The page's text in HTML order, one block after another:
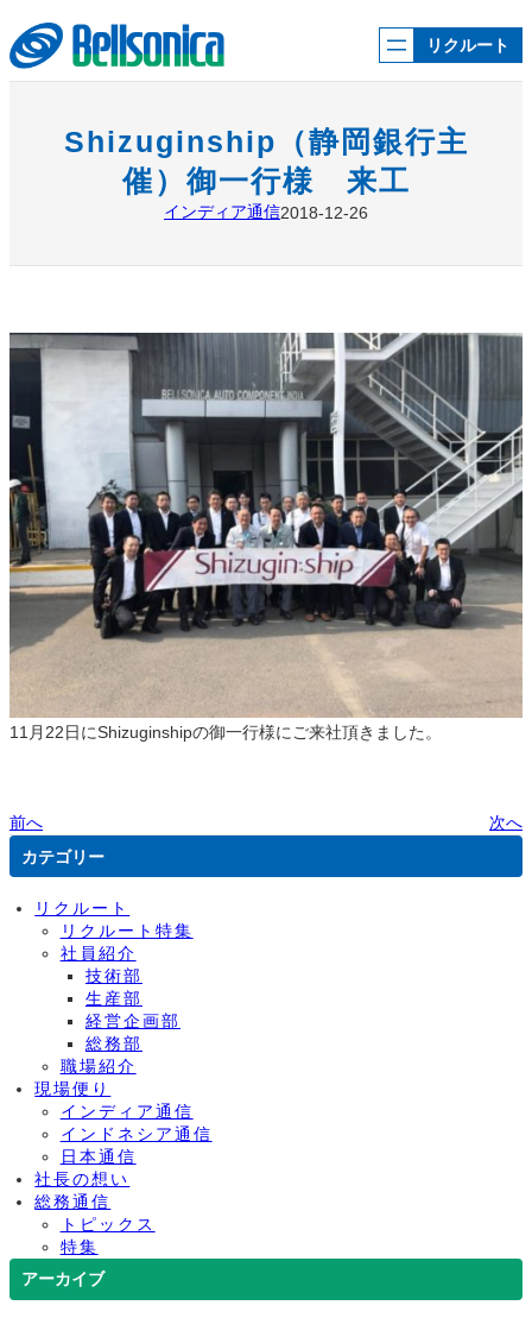
容
を
ス
リクルート
Shizuginship（静岡銀行主
催）御一行様 来工
インディア通信2018-12-26
11月22日にShizuginshipの御一行様にご来社頂きました。
前へ
次へ
カテゴリー
リクルート
リクルート特集
社員紹介
技術部
生産部
経営企画部
総務部
職場紹介
現場便り
インディア通信
インドネシア通信
日本通信
社長の想い
総務通信
トピックス
特集
アーカイブ